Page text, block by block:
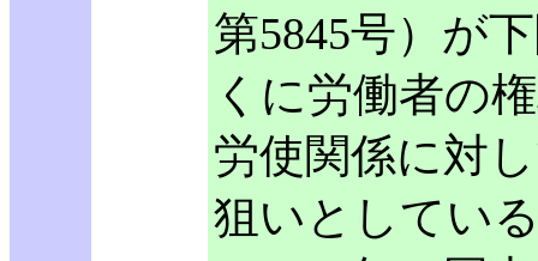
第5845号）が
くに労働者の
労使関係に対
狙いとしてい